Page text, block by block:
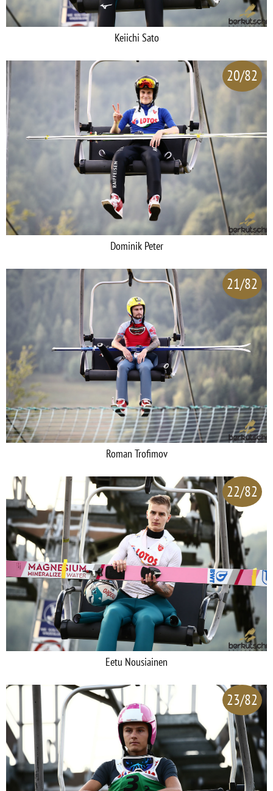
Keiichi Sato
20/82
Dominik Peter
21/82
Roman Trofimov
22/82
Eetu Nousiainen
23/82